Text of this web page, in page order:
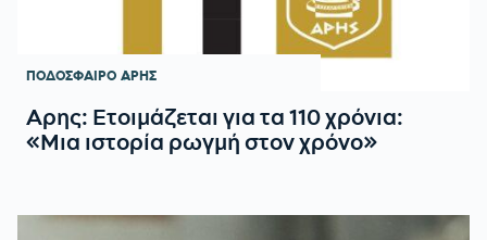
ΠΟΔΟΣΦΑΙΡΟ ΑΡΗΣ
Αρης: Ετοιμάζεται για τα 110 χρόνια:
«Μια ιστορία ρωγμή στον χρόνο»